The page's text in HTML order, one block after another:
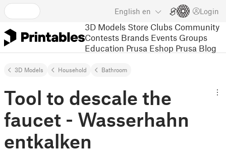
English en Login
3D Models Store Clubs Community
Contests Brands Events Groups
Education Prusa Eshop Prusa Blog
3D Models Household Bathroom
Tool to descale the
faucet - Wasserhahn
entkalken